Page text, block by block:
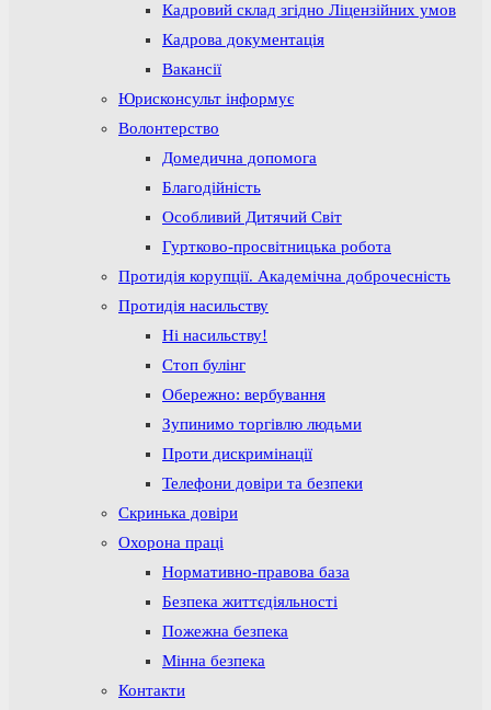
Кадровий склад згідно Ліцензійних умов
Кадрова документація
Вакансії
Юрисконсульт інформує
Волонтерство
Домедична допомога
Благодійність
Особливий Дитячий Світ
Гуртково-просвітницька робота
Протидія корупції. Академічна доброчесність
Протидія насильству
Ні насильству!
Стоп булінг
Обережно: вербування
Зупинимо торгівлю людьми
Проти дискримінації
Телефони довіри та безпеки
Скринька довіри
Охорона праці
Нормативно-правова база
Безпека життєдіяльності
Пожежна безпека
Мінна безпека
Контакти